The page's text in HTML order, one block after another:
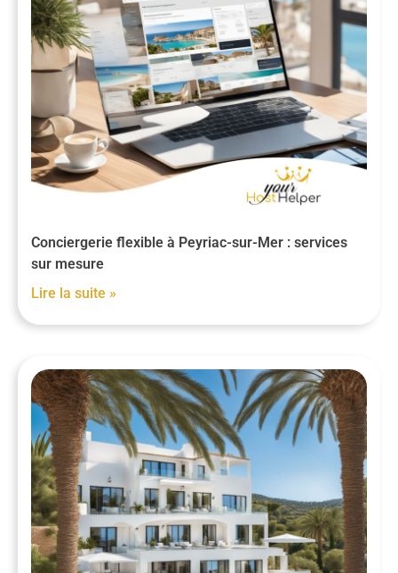
Conciergerie flexible à Peyriac-sur-Mer : services
sur mesure
Lire la suite »